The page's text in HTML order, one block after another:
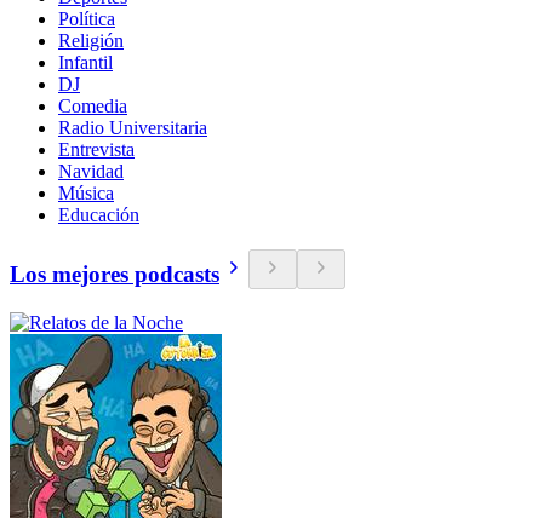
Política
Religión
Infantil
DJ
Comedia
Radio Universitaria
Entrevista
Navidad
Música
Educación
Los mejores podcasts